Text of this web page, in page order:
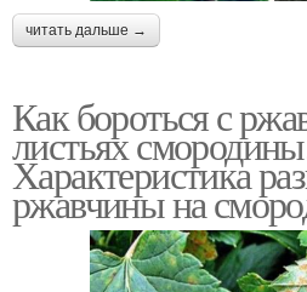
читать дальше →
Как бороться с
листьях
Характеристика
ржавчины на